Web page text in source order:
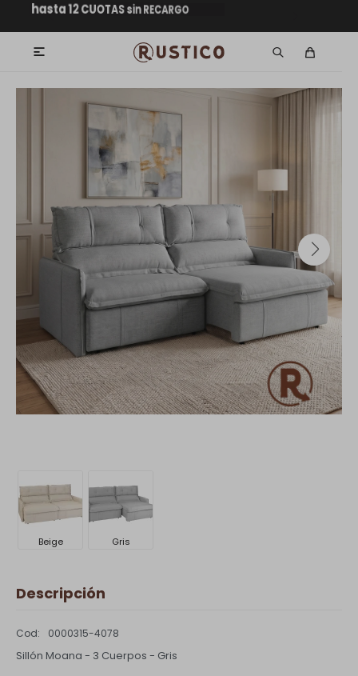
ENVÍOS A TODO EL PAÍS
GARANTÍA DE DEVOLUCIÓN
hasta 12 CUOTAS sin RECARGO
dentro de MONTEVIDEO en

Beige Gris
Descripción
0000315-4078
Sillón Moana - 3 Cuerpos - Gris